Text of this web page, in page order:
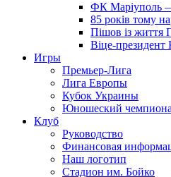
ФК Маріуполь —
85 років тому
Пішов із життя
Віце-президент
Игры
Премьер-Лига
Лига Европы
Кубок Украины
Юношеский
Клуб
Руководство
Финансовая
Наш логотип
Стадион им. Бойко